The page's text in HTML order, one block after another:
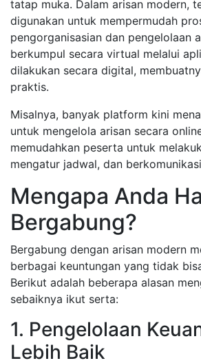
tatap muka. Dalam arisan modern,
digunakan untuk mempermudah
pengorganisasian dan pengelolaan
berkumpul secara virtual melalui
dilakukan secara digital,
praktis.
Misalnya, banyak platform kini
untuk mengelola arisan secara
memudahkan peserta untuk
mengatur jadwal, dan
Mengapa Anda
Bergabung?
Bergabung dengan arisan modern
berbagai keuntungan yang tidak
Berikut adalah beberapa alasan
sebaiknya ikut serta:
1. Pengelolaan
Lebih Baik